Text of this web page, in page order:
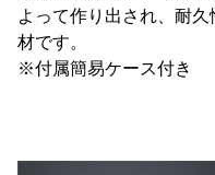
よって作り出され、耐
材です。
※付属簡易ケース付き